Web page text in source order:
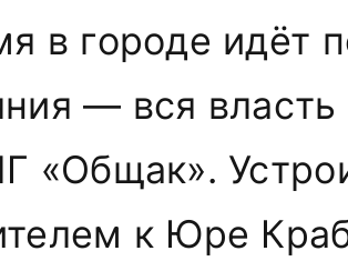
в городе идёт
— вся
«Общак».
к Юре